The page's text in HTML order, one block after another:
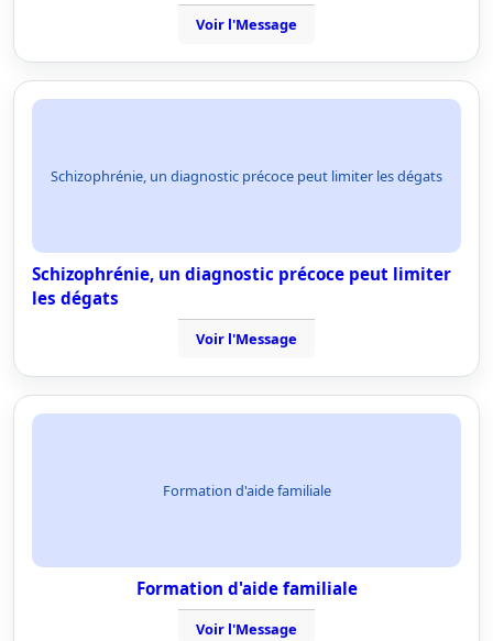
Voir l'Message
Schizophrénie, un diagnostic précoce peut limiter les dégats
Schizophrénie, un diagnostic précoce peut limiter
les dégats
Voir l'Message
Formation d'aide familiale
Formation d'aide familiale
Voir l'Message